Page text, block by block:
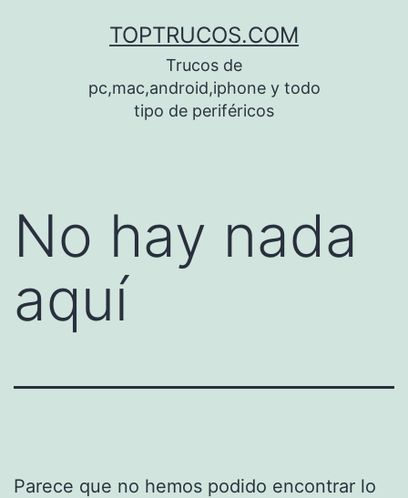
TOPTRUCOS.COM
Trucos de
pc,mac,android,iphone y todo
tipo de periféricos
No hay nada
aquí
Parece que no hemos podido encontrar lo